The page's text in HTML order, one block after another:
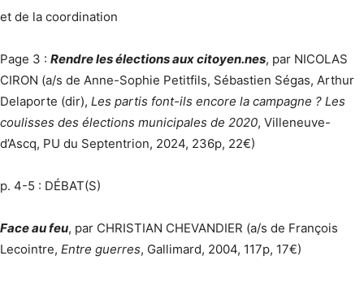
et de la coordination
Page 3 : Rendre les élections aux citoyen.nes, par NICOLAS
CIRON (a/s de Anne-Sophie Petitfils, Sébastien Ségas, Arthur
Delaporte (dir), Les partis font-ils encore la campagne ? Les
coulisses des élections municipales de 2020, Villeneuve-
d’Ascq, PU du Septentrion, 2024, 236p, 22€)
p. 4-5 : DÉBAT(S)
Face au feu, par CHRISTIAN CHEVANDIER (a/s de François
Lecointre, Entre guerres, Gallimard, 2004, 117p, 17€)